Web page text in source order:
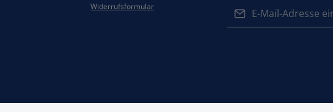
Widerrufsformular